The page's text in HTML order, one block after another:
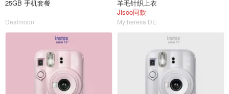
25GB 手机套餐
Dealmoon
羊毛针织上衣
Jisoo同款
Mytheresa DE